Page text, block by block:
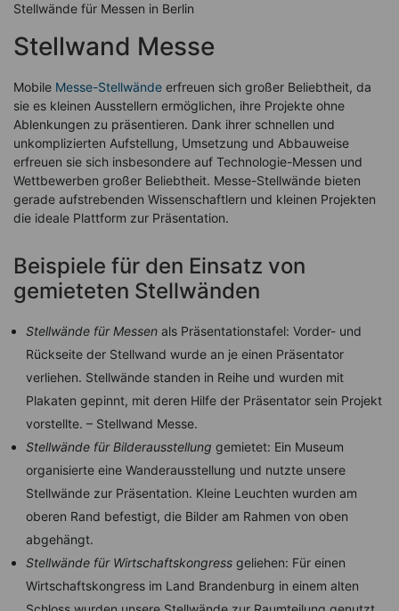
Stellwände für Messen in Berlin
Stellwand Messe
Mobile Messe-Stellwände erfreuen sich großer Beliebtheit, da
sie es kleinen Ausstellern ermöglichen, ihre Projekte ohne
Ablenkungen zu präsentieren. Dank ihrer schnellen und
unkomplizierten Aufstellung, Umsetzung und Abbauweise
erfreuen sie sich insbesondere auf Technologie-Messen und
Wettbewerben großer Beliebtheit. Messe-Stellwände bieten
gerade aufstrebenden Wissenschaftlern und kleinen Projekten
die ideale Plattform zur Präsentation.
Beispiele für den Einsatz von
gemieteten Stellwänden
Stellwände für Messen als Präsentationstafel: Vorder- und
Rückseite der Stellwand wurde an je einen Präsentator
verliehen. Stellwände standen in Reihe und wurden mit
Plakaten gepinnt, mit deren Hilfe der Präsentator sein Projekt
vorstellte. – Stellwand Messe.
Stellwände für Bilderausstellung gemietet: Ein Museum
organisierte eine Wanderausstellung und nutzte unsere
Stellwände zur Präsentation. Kleine Leuchten wurden am
oberen Rand befestigt, die Bilder am Rahmen von oben
abgehängt.
Stellwände für Wirtschaftskongress geliehen: Für einen
Wirtschaftskongress im Land Brandenburg in einem alten